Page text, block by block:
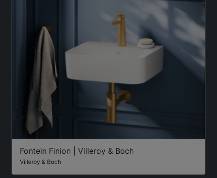
Fontein Finion | Villeroy & Boch
Villeroy & Boch